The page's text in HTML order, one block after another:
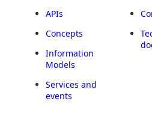
APIs
Concepts
Information
Models
Services and
events